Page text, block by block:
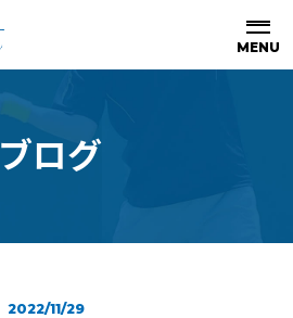
ブログ
2022/11/29